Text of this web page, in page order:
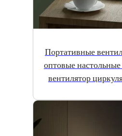
Портативные
оптовые
вентилятор